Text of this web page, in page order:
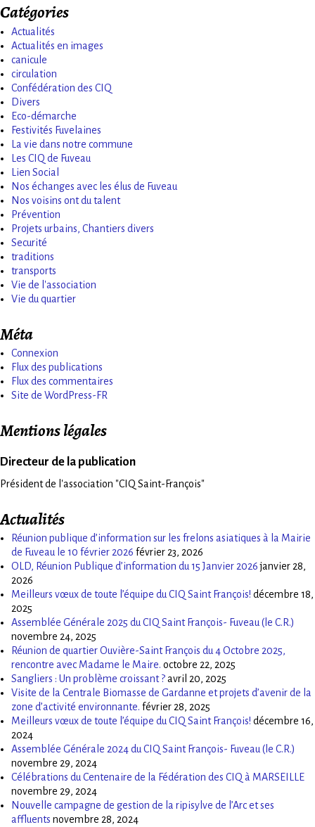
Catégories
Actualités
Actualités en images
canicule
circulation
Confédération des CIQ
Divers
Eco-démarche
Festivités Fuvelaines
La vie dans notre commune
Les CIQ de Fuveau
Lien Social
Nos échanges avec les élus de Fuveau
Nos voisins ont du talent
Prévention
Projets urbains, Chantiers divers
Securité
traditions
transports
Vie de l'association
Vie du quartier
Méta
Connexion
Flux des publications
Flux des commentaires
Site de WordPress-FR
Mentions légales
Directeur de la publication
Président de l'association "CIQ Saint-François"
Actualités
Réunion publique d’information sur les frelons asiatiques à la Mairie
de Fuveau le 10 février 2026 février 23, 2026
OLD, Réunion Publique d’information du 15 Janvier 2026 janvier 28,
2026
Meilleurs vœux de toute l’équipe du CIQ Saint François! décembre 18,
2025
Assemblée Générale 2025 du CIQ Saint François- Fuveau (le C.R.)
novembre 24, 2025
Réunion de quartier Ouvière-Saint François du 4 Octobre 2025,
rencontre avec Madame le Maire. octobre 22, 2025
Sangliers : Un problème croissant ?avril 20, 2025
Visite de la Centrale Biomasse de Gardanne et projets d’avenir de la
zone d’activité environnante. février 28, 2025
Meilleurs vœux de toute l’équipe du CIQ Saint François! décembre 16,
2024
Assemblée Générale 2024 du CIQ Saint François- Fuveau (le C.R.)
novembre 29, 2024
Célébrations du Centenaire de la Fédération des CIQ à MARSEILLE
novembre 29, 2024
Nouvelle campagne de gestion de la ripisylve de l’Arc et ses
affluents novembre 28, 2024